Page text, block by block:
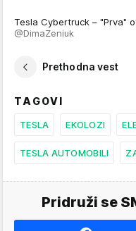
Tesla Cybertruck – "Prva"
@DimaZeniuk
Prethodna vest
TAGOVI
TESLA EKOLOZI
TESLA AUTOMOBILI
Pridruži se